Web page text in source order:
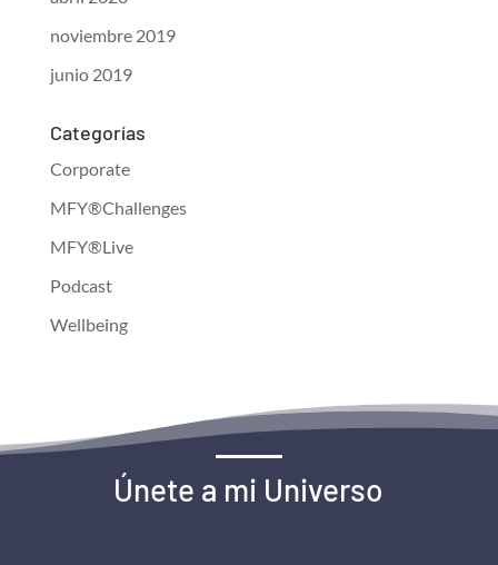
noviembre 2019
junio 2019
Categorías
Corporate
MFY®Challenges
MFY®Live
Podcast
Wellbeing
Únete a mi Universo